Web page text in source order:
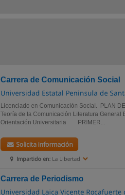
Carrera de Comunicación Social
Universidad Estatal Peninsula de
Licenciado en Comunicación Social. PLAN
Teoría de la Comunicación Literatura General
Orientación Universitaria PRIMER...
Impartido en: La Libertad
Solicita información
Carrera de Periodismo
Universidad Laica Vicente Rocafuerte